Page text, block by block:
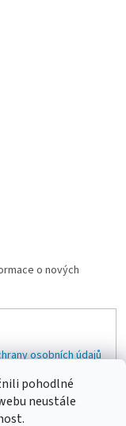
pohodlné
neustále
o nových
osobních údajů